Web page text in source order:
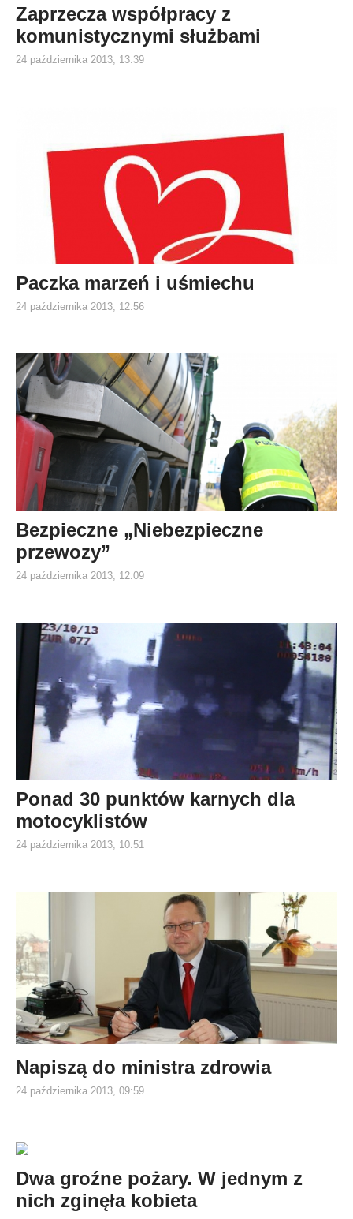
Zaprzecza współpracy z
komunistycznymi służbami
24 października 2013, 13:39
Paczka marzeń i uśmiechu
24 października 2013, 12:56
Bezpieczne „Niebezpieczne
przewozy”
24 października 2013, 12:09
Ponad 30 punktów karnych dla
motocyklistów
24 października 2013, 10:51
Napiszą do ministra zdrowia
24 października 2013, 09:59
Dwa groźne pożary. W jednym z
nich zginęła kobieta